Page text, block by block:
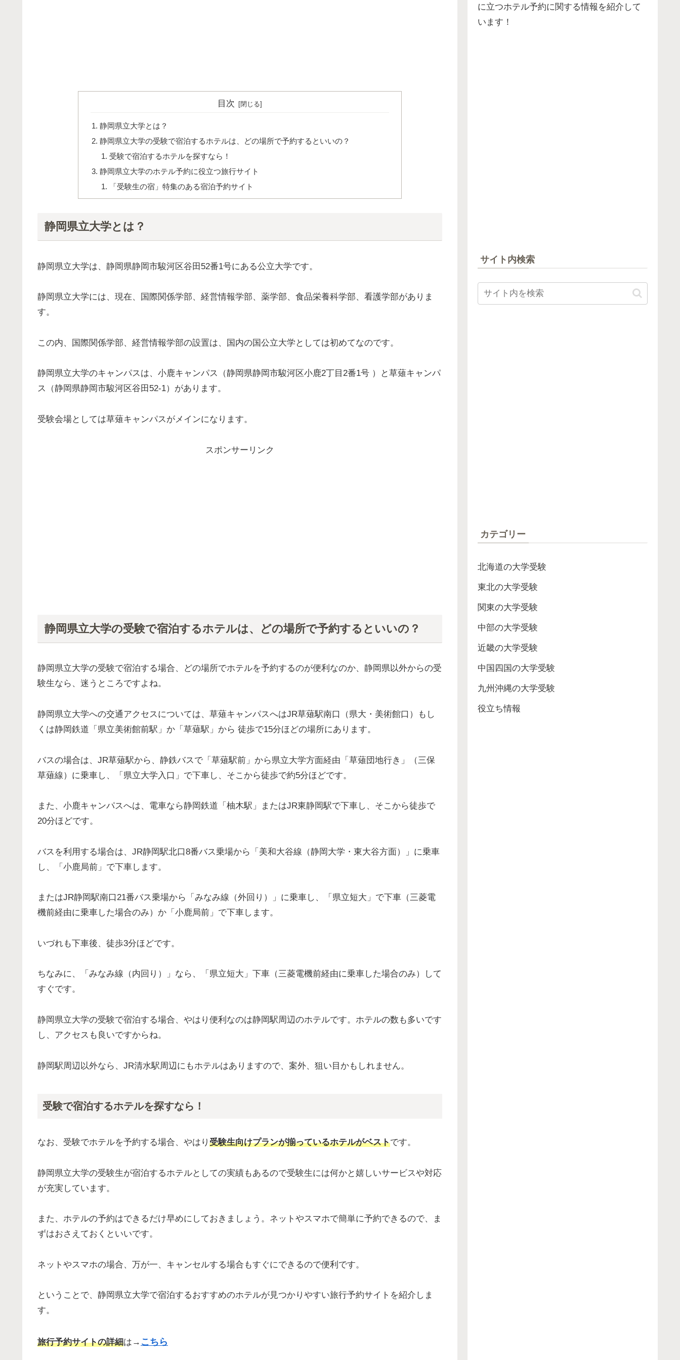
目次
静岡県立大学とは？
静岡県立大学の受験で宿泊するホテルは、どの場所で予約するといいの？
受験で宿泊するホテルを探すなら！
静岡県立大学のホテル予約に役立つ旅行サイト
「受験生の宿」特集のある宿泊予約サイト
静岡県立大学とは？
静岡県立大学は、静岡県静岡市駿河区谷田52番1号にある公立大学です。
静岡県立大学には、現在、国際関係学部、経営情報学部、薬学部、食品栄養科学部、看護学部がありま
す。
この内、国際関係学部、経営情報学部の設置は、国内の国公立大学としては初めてなのです。
静岡県立大学のキャンパスは、小鹿キャンパス（静岡県静岡市駿河区小鹿2丁目2番1号 ）と草薙キャンパ
ス（静岡県静岡市駿河区谷田52-1）があります。
受験会場としては草薙キャンパスがメインになります。
スポンサーリンク
静岡県立大学の受験で宿泊するホテルは、どの場所で予約するといいの？
静岡県立大学の受験で宿泊する場合、どの場所でホテルを予約するのが便利なのか、静岡県以外からの受
験生なら、迷うところですよね。
静岡県立大学への交通アクセスについては、草薙キャンパスへはJR草薙駅南口（県大・美術館口）もし
くは静岡鉄道「県立美術館前駅」か「草薙駅」から 徒歩で15分ほどの場所にあります。
バスの場合は、JR草薙駅から、静鉄バスで「草薙駅前」から県立大学方面経由「草薙団地行き」（三保
草薙線）に乗車し、「県立大学入口」で下車し、そこから徒歩で約5分ほどです。
また、小鹿キャンパスへは、電車なら静岡鉄道「柚木駅」またはJR東静岡駅で下車し、そこから徒歩で
20分ほどです。
バスを利用する場合は、JR静岡駅北口8番バス乗場から「美和大谷線（静岡大学・東大谷方面）」に乗車
し、「小鹿局前」で下車します。
またはJR静岡駅南口21番バス乗場から「みなみ線（外回り）」に乗車し、「県立短大」で下車（三菱電
機前経由に乗車した場合のみ）か「小鹿局前」で下車します。
いづれも下車後、徒歩3分ほどです。
ちなみに、「みなみ線（内回り）」なら、「県立短大」下車（三菱電機前経由に乗車した場合のみ）して
すぐです。
静岡県立大学の受験で宿泊する場合、やはり便利なのは静岡駅周辺のホテルです。ホテルの数も多いです
し、アクセスも良いですからね。
静岡駅周辺以外なら、JR清水駅周辺にもホテルはありますので、案外、狙い目かもしれません。
受験で宿泊するホテルを探すなら！
なお、受験でホテルを予約する場合、やはり 受験生向けプランが揃っているホテルがベストです。
静岡県立大学の受験生が宿泊するホテルとしての実績もあるので受験生には何かと嬉しいサービスや対応
が充実しています。
また、ホテルの予約はできるだけ早めにしておきましょう。ネットやスマホで簡単に予約できるので、ま
ずはおさえておくといいです。
ネットやスマホの場合、万が一、キャンセルする場合もすぐにできるので便利です。
ということで、静岡県立大学で宿泊するおすすめのホテルが見つかりやすい旅行予約サイトを紹介しま
す。
旅行予約サイトの詳細は→ こちら
に立つホテル予約に関する情報を紹介して
います！
サイト内検索
カテゴリー
北海道の大学受験
東北の大学受験
関東の大学受験
中部の大学受験
近畿の大学受験
中国四国の大学受験
九州沖縄の大学受験
役立ち情報